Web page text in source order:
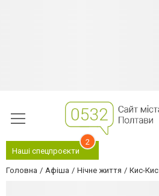
Наші спецпроєкти
2
Головна Афіша Нічне життя Кис-Кис